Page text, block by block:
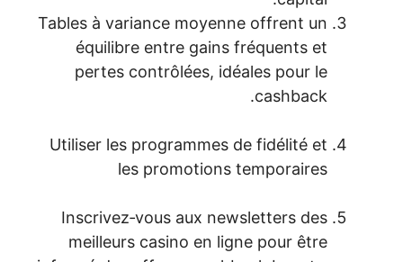
Tables à variance moyenne
équilibre entre gains
pertes contrôlées, idéales
Utiliser les programmes de
les promotions
Inscrivez‑vous aux
meilleurs casino en ligne